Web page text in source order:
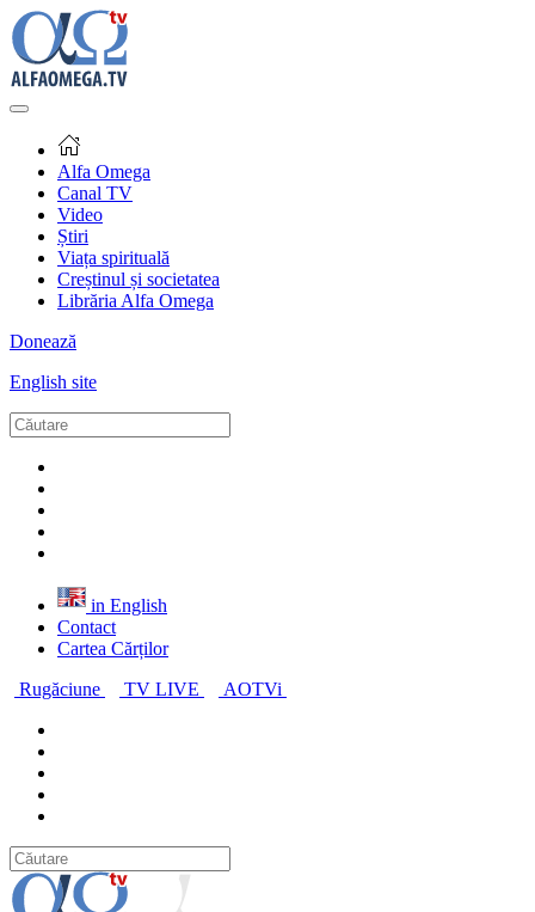
Alfa Omega
Canal TV
Video
Știri
Viața spirituală
Creștinul și societatea
Librăria Alfa Omega
Donează
English site
in English
Contact
Cartea Cărților
Rugăciune
TV LIVE AOTVi